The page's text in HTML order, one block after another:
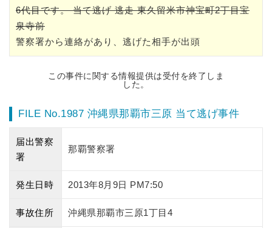
6代目です。 当て逃げ 逃走 東久留米市神宝町2丁目宝
泉寺前
警察署から連絡があり、逃げた相手が出頭
この事件に関する情報提供は受付を終了しま
した。
FILE No.1987 沖縄県那覇市三原 当て逃げ事件
届出警察
署
那覇警察署
発生日時 2013年8月9日 PM7:50
事故住所 沖縄県那覇市三原1丁目4